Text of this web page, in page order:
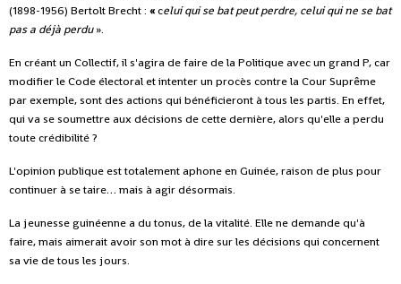
(1898-1956) Bertolt Brecht : «celui qui se bat peut perdre, celui qui ne se bat
pas a déjà perdu ».
En créant un Collectif, il s'agira de faire de la Politique avec un grand P, car
modifier le Code électoral et intenter un procès contre la Cour Suprême
par exemple, sont des actions qui bénéficieront à tous les partis. En effet,
qui va se soumettre aux décisions de cette dernière, alors qu'elle a perdu
toute crédibilité ?
L'opinion publique est totalement aphone en Guinée, raison de plus pour
continuer à se taire… mais à agir désormais.
La jeunesse guinéenne a du tonus, de la vitalité. Elle ne demande qu'à
faire, mais aimerait avoir son mot à dire sur les décisions qui concernent
sa vie de tous les jours.